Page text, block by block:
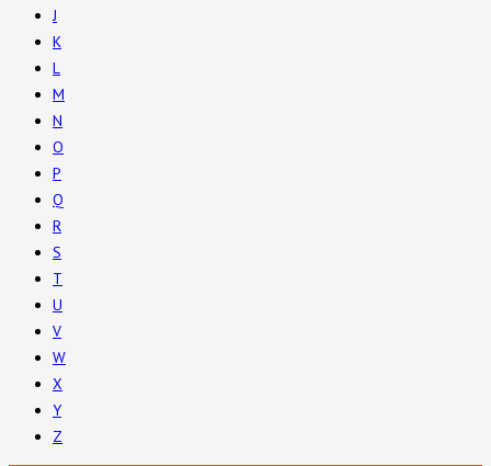
J
K
L
M
N
O
P
Q
R
S
T
U
V
W
X
Y
Z